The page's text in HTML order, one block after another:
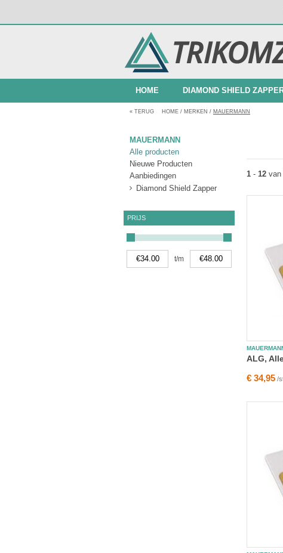
HOME DIAMOND SHIELD
BUNDELAANBIEDINGEN
« TERUG HOME / MERKEN / MAUERMANN
MAUERMANN
Alle producten
Nieuwe Producten
Aanbiedingen
Diamond Shield Zapper
PRIJS
t/m
1 - 12 van
ALG,
€ 34,95 /